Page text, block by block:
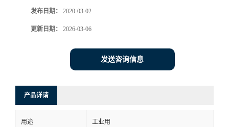
发布日期： 2020-03-02
更新日期： 2026-03-06
发送咨询信息
产品详请
用途 工业用